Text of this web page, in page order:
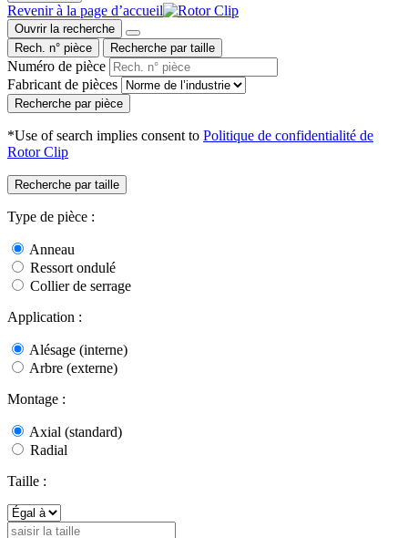
Revenir à la page d’accueil
Ouvrir la recherche
Rech. n° pièce
Recherche par taille
Numéro de pièce
Fabricant de pièces
Recherche par pièce
*Use of search implies consent to Politique de confidentialité de
Rotor Clip
Recherche par taille
Type de pièce :
Anneau
Ressort ondulé
Collier de serrage
Application :
Alésage (interne)
Arbre (externe)
Montage :
Axial (standard)
Radial
Taille :